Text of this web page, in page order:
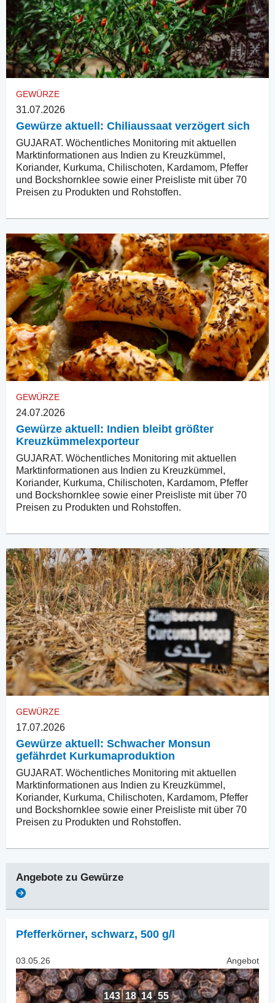
GEWÜRZE
31.07.2026
Gewürze aktuell: Chiliaussaat verzögert sich
GUJARAT. Wöchentliches Monitoring mit aktuellen
Marktinformationen aus Indien zu Kreuzkümmel,
Koriander, Kurkuma, Chilischoten, Kardamom, Pfeffer
und Bockshornklee sowie einer Preisliste mit über 70
Preisen zu Produkten und Rohstoffen.
GEWÜRZE
24.07.2026
Gewürze aktuell: Indien bleibt größter
Kreuzkümmelexporteur
GUJARAT. Wöchentliches Monitoring mit aktuellen
Marktinformationen aus Indien zu Kreuzkümmel,
Koriander, Kurkuma, Chilischoten, Kardamom, Pfeffer
und Bockshornklee sowie einer Preisliste mit über 70
Preisen zu Produkten und Rohstoffen.
GEWÜRZE
17.07.2026
Gewürze aktuell: Schwacher Monsun
gefährdet Kurkumaproduktion
GUJARAT. Wöchentliches Monitoring mit aktuellen
Marktinformationen aus Indien zu Kreuzkümmel,
Koriander, Kurkuma, Chilischoten, Kardamom, Pfeffer
und Bockshornklee sowie einer Preisliste mit über 70
Preisen zu Produkten und Rohstoffen.
Angebote zu Gewürze
Pfefferkörner, schwarz, 500 g/l
03.05.26 Angebot